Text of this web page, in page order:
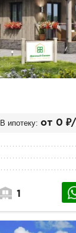
В ипотеку: от 0
1